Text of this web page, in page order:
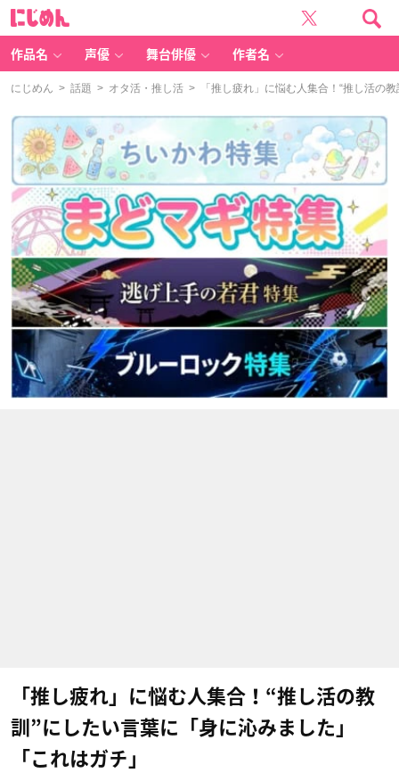
作品名 声優 舞台俳優 作者名
にじめん > 話題 > オタ活・推し活 > 「推し疲れ」に悩む人集合！“推し活の
「推し疲れ」に悩む人集合！“推し活の教
訓”にしたい言葉に「身に沁みました」
「これはガチ」